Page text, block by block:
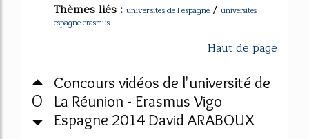
Thèmes liés : universites de l espagne / universites
espagne erasmus
Haut de page
0
Concours vidéos de l'université de
La Réunion - Erasmus Vigo
Espagne 2014 David ARABOUX